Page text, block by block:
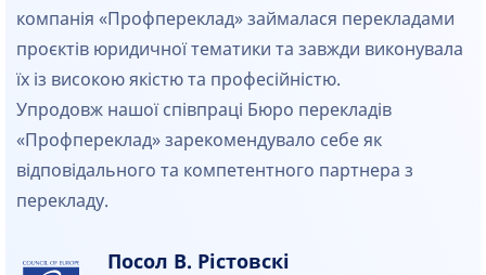
компанія «Профпереклад» займалася перекладами
проєктів юридичної тематики та завжди виконувала
їх із високою якістю та професійністю.
Упродовж нашої співпраці Бюро перекладів
«Профпереклад» зарекомендувало себе як
відповідального та компетентного партнера з
перекладу.
Посол В. Рістовскі